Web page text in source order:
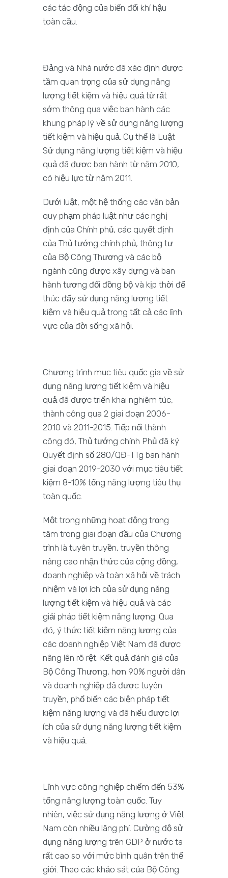
các tác động của biến đổi khí hậu
toàn cầu.
Đảng và Nhà nước đã xác định được
tầm quan trọng của sử dụng năng
lượng tiết kiệm và hiệu quả từ rất
sớm thông qua việc ban hành các
khung pháp lý về sử dụng năng lượng
tiết kiệm và hiệu quả. Cụ thể là Luật
Sử dụng năng lượng tiết kiệm và hiệu
quả đã được ban hành từ năm 2010,
có hiệu lực từ năm 2011.
Dưới luật, một hệ thống các văn bản
quy phạm pháp luật như các nghị
định của Chính phủ, các quyết định
của Thủ tướng chính phủ, thông tư
của Bộ Công Thương và các bộ
ngành cũng được xây dựng và ban
hành tương đối đồng bộ và kịp thời để
thúc đẩy sử dụng năng lượng tiết
kiệm và hiệu quả trong tất cả các lĩnh
vực của đời sống xã hội.
Chương trình mục tiêu quốc gia về sử
dụng năng lượng tiết kiệm và hiệu
quả đã được triển khai nghiêm túc,
thành công qua 2 giai đoạn 2006-
2010 và 2011-2015. Tiếp nối thành
công đó, Thủ tướng chính Phủ đã ký
Quyết định số 280/QĐ-TTg ban hành
giai đoạn 2019-2030 với mục tiêu tiết
kiệm 8-10% tổng năng lượng tiêu thụ
toàn quốc.
Một trong những hoạt động trọng
tâm trong giai đoạn đầu của Chương
trình là tuyên truyền, truyền thông
nâng cao nhận thức của cộng đồng,
doanh nghiệp và toàn xã hội về trách
nhiệm và lợi ích của sử dụng năng
lượng tiết kiệm và hiệu quả và các
giải pháp tiết kiệm năng lượng. Qua
đó, ý thức tiết kiệm năng lượng của
các doanh nghiệp Việt Nam đã được
nâng lên rõ rệt. Kết quả đánh giá của
Bộ Công Thương, hơn 90% người dân
và doanh nghiệp đã được tuyên
truyền, phổ biến các biện pháp tiết
kiệm năng lượng và đã hiểu được lợi
ích của sử dụng năng lượng tiết kiệm
và hiệu quả.
Lĩnh vực công nghiệp chiếm đến 53%
tổng năng lượng toàn quốc. Tuy
nhiên, việc sử dụng năng lượng ở Việt
Nam còn nhiều lãng phí. Cường độ sử
dụng năng lượng trên GDP ở nước ta
rất cao so với mức bình quân trên thế
giới. Theo các khảo sát của Bộ Công